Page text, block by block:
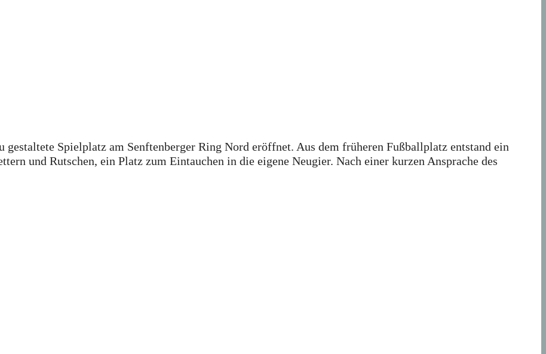
gestaltete Spielplatz am Senftenberger Ring Nord eröffnet. Aus dem früheren Fußballplatz entstand ein
und Rutschen, ein Platz zum Eintauchen in die eigene Neugier. Nach einer kurzen Ansprache des